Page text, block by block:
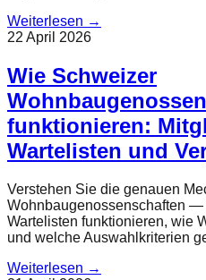
Weiterlesen →
22 April 2026
Wie Schweizer
funktionieren:
Wartelisten und
Verstehen Sie die genauen
Wohnbaugenossenschaften
Wartelisten funktionieren, wie
und welche Auswahlkriterien
Weiterlesen →